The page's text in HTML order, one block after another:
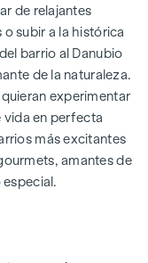
antiguos
de aprox. 53 -
de relajantes
subir a la histórica
barrio al Danubio
de la naturaleza.
experimentar
vida en perfecta
más excitantes
amantes de
especial.